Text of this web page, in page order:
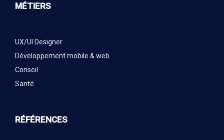
MÉTIERS
UX/UI Designer
Développement mobile & web
Conseil
Santé
RÉFÉRENCES